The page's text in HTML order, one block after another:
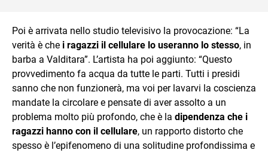
Poi è arrivata nello studio televisivo la provocazione: “La
verità è che i ragazzi il cellulare lo useranno lo stesso, in
barba a Valditara”. L’artista ha poi aggiunto: “Questo
provvedimento fa acqua da tutte le parti. Tutti i presidi
sanno che non funzionerà, ma voi per lavarvi la coscienza
mandate la circolare e pensate di aver assolto a un
problema molto più profondo, che è la dipendenza che i
ragazzi hanno con il cellulare, un rapporto distorto che
spesso è l’epifenomeno di una solitudine profondissima e